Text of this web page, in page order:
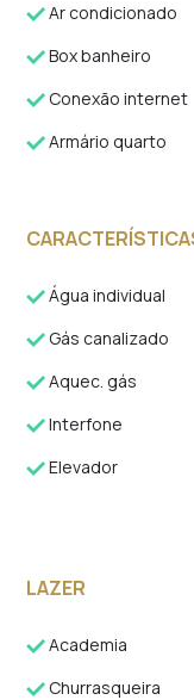
Ar condicionado
Box banheiro
Conexão internet
Armário quarto
Água individual
Gás canalizado
Aquec. gás
Interfone
Elevador
LAZER
Academia
Churrasqueira